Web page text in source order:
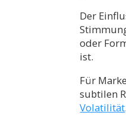
Der
oder
ist.
Für
subtilen
Volatilität.